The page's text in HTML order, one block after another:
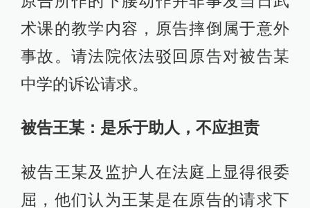
术课的教学内容，原告摔倒属于意外
事故。请法院依法驳回原告对被告某
中学的诉讼请求。
被告王某：是乐于助人，不应担责
被告王某及监护人在法庭上显得很委
屈，他们认为王某是在原告的请求下